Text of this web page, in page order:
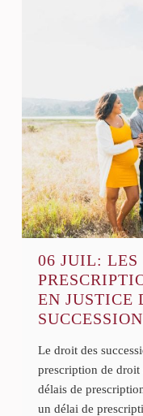
06 JUIL: LES
EN JUSTICE
Le droit des
prescription de droit
délais de
un délai de